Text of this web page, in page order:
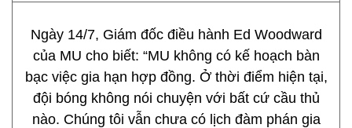
Ngày 14/7, Giám đốc điều hành Ed Woodward
của MU cho biết: “MU không có kế hoạch bàn
bạc việc gia hạn hợp đồng. Ở thời điểm hiện tại,
đội bóng không nói chuyện với bất cứ cầu thủ
nào. Chúng tôi vẫn chưa có lịch đàm phán gia